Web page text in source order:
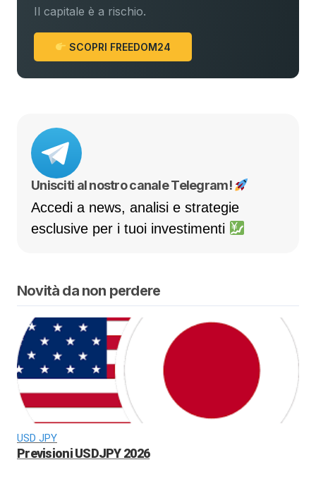
Il capitale è a rischio.
SCOPRI FREEDOM24
Unisciti al nostro canale Telegram!
Accedi a news, analisi e strategie
esclusive per i tuoi investimenti
Novità da non perdere
USD JPY
Previsioni USDJPY 2026